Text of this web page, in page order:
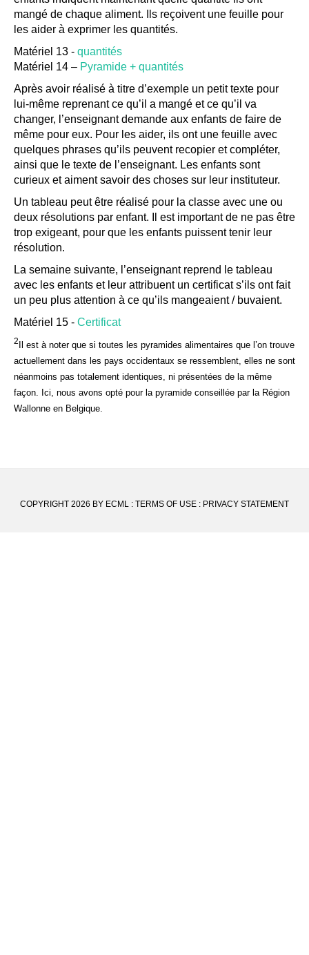
mangé de chaque aliment. Ils reçoivent une feuille pour
les aider à exprimer les quantités.
Matériel 13 - quantités
Matériel 14 – Pyramide + quantités
Après avoir réalisé à titre d’exemple un petit texte pour
lui-même reprenant ce qu’il a mangé et ce qu’il va
changer, l’enseignant demande aux enfants de faire de
même pour eux. Pour les aider, ils ont une feuille avec
quelques phrases qu’ils peuvent recopier et compléter,
ainsi que le texte de l’enseignant. Les enfants sont
curieux et aiment savoir des choses sur leur instituteur.
Un tableau peut être réalisé pour la classe avec une ou
deux résolutions par enfant. Il est important de ne pas être
trop exigeant, pour que les enfants puissent tenir leur
résolution.
La semaine suivante, l’enseignant reprend le tableau
avec les enfants et leur attribuent un certificat s’ils ont fait
un peu plus attention à ce qu’ils mangeaient / buvaient.
Matériel 15 - Certificat
2
Il est à noter que si toutes les pyramides alimentaires que l’on trouve
actuellement dans les pays occidentaux se ressemblent, elles ne sont
néanmoins pas totalement identiques, ni présentées de la même
façon. Ici, nous avons opté pour la pyramide conseillée par la Région
Wallonne en Belgique.
COPYRIGHT 2026 BY ECML : TERMS OF USE : PRIVACY STATEMENT